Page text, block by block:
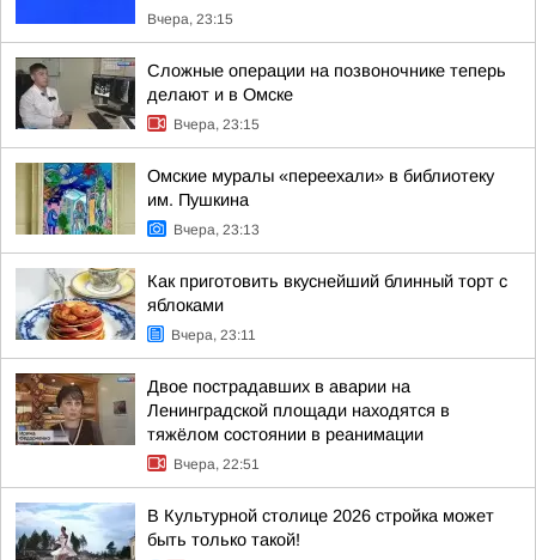
Вчера, 23:15
Сложные операции на позвоночнике теперь
делают и в Омске
Вчера, 23:15
Омские муралы «переехали» в библиотеку
им. Пушкина
Вчера, 23:13
Как приготовить вкуснейший блинный торт с
яблоками
Вчера, 23:11
Двое пострадавших в аварии на
Ленинградской площади находятся в
тяжёлом состоянии в реанимации
Вчера, 22:51
В Культурной столице 2026 стройка может
быть только такой!